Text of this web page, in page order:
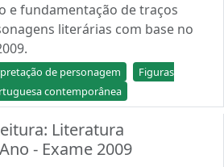
e fundamentação de traços
literárias com base no
de personagem
Figuras
contemporânea
Literatura
- Exame 2009